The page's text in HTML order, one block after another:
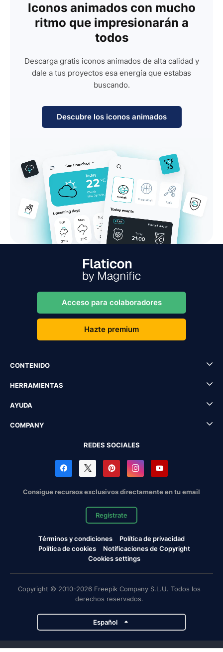
Iconos animados con mucho
ritmo que impresionarán a
todos
Descarga gratis iconos animados de alta calidad y
dale a tus proyectos esa energía que estabas
buscando.
Descubre los iconos animados
Acceso para colaboradores
Hazte premium
CONTENIDO
HERRAMIENTAS
AYUDA
COMPANY
REDES SOCIALES
Consigue recursos exclusivos directamente en tu email
Regístrate
Términos y condiciones
Política de privacidad
Política de cookies
Notificaciones de Copyright
Cookies settings
Copyright © 2010-2026 Freepik Company S.L.U. Todos los
derechos reservados.
Español